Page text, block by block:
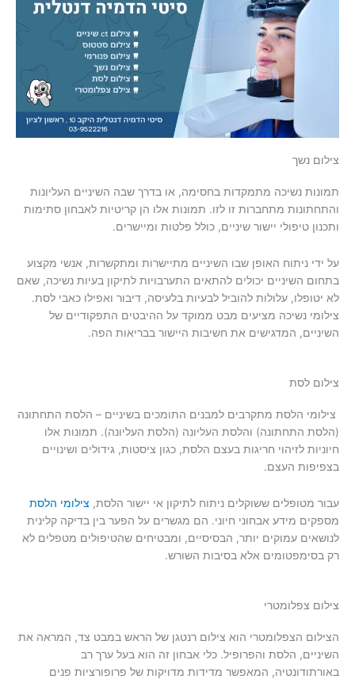
צילום נשך
תמונות נשיכה מתמקדות בחסימה, או בדרך שבה השיניים העליונות
והתחתונות מתחברות זו לזו. תמונות אלו הן קריטיות לאבחון סתימות
ותכנון טיפולי יישור שיניים, כולל פלטות ומיישרים.
על ידי ניתוח האופן שבו השיניים מתיישרות ומתקשרות, אנשי מקצוע
בתחום השיניים יכולים להתאים התערבויות לתיקון בעיות נשיכה, שאם
לא יטופלו, עלולות להוביל לבעיות בלעיסה, דיבור ואפילו כאבי לסת.
צילומי נשיכה מציעים מבט ממוקד על ההיבטים התפקודיים של
השיניים, המדגישים את חשיבות היישור בבריאות הפה.
צילום לסת
צילומי הלסת מתקרבים למבנים התומכים בשיניים – הלסת התחתונה
(הלסת התחתונה) והלסת העליונה (הלסת העליונה). תמונות אלו
חיוניות לזיהוי חריגות בעצם הלסת, כגון ציסטות, גידולים ושינויים
בצפיפות העצם.
עבור מטופלים ששוקלים ניתוח לתיקון אי יישור הלסת, צילומי הלסת
מספקים מידע אבחוני חיוני. הם מגשרים על הפער בין בדיקה קלינית
לנושאים עמוקים יותר, הבסיסיים, ומבטיחים שהטיפולים מטפלים לא
רק בסימפטומים אלא בסיבות השורש.
צילום צפלומטרי
הצילום הצפלומטרי הוא צילום רנטגן של הראש במבט צד, המראה את
השיניים, הלסת והפרופיל. כלי אבחון זה הוא בעל ערך רב
באורתודונטיה, המאפשר מדידות מדויקות של פרופורציות פנים